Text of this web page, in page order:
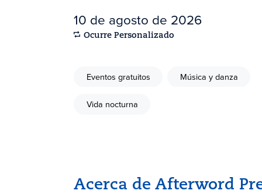
10 de agosto de 2026
Ocurre Personalizado
Eventos gratuitos Música y danza
Vida nocturna
Acerca de Afterword